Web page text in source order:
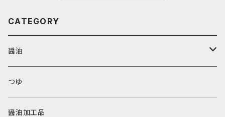
CATEGORY
醤油
鶴印醤油
本醸造醤油
つゆ
醤油加工品